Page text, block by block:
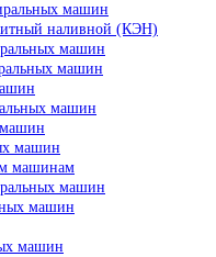
машин
наливной (КЭН)
машин
машин
машин
машин
машин
машинам
машин
машин
машин